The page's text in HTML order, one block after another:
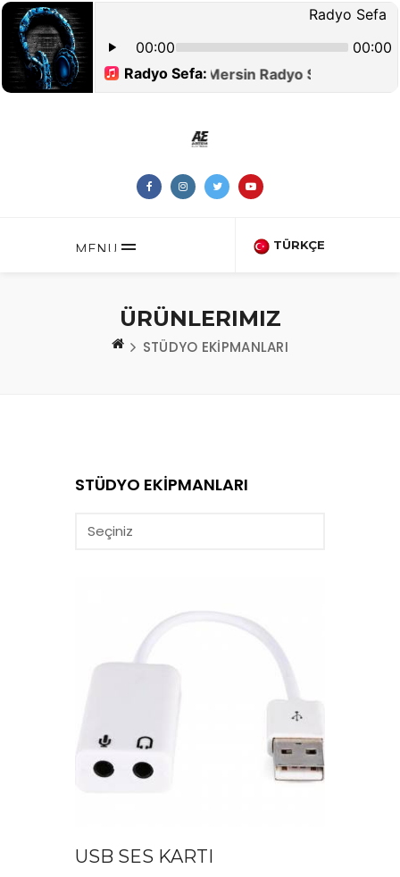
TÜRKÇE
MENU
ÜRÜNLERIMIZ
STÜDYO EKİPMANLARI
STÜDYO EKİPMANLARI
USB SES KARTI